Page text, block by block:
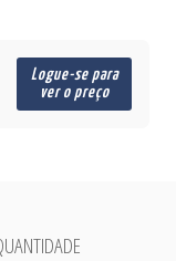
Logue-se para
ver o preço